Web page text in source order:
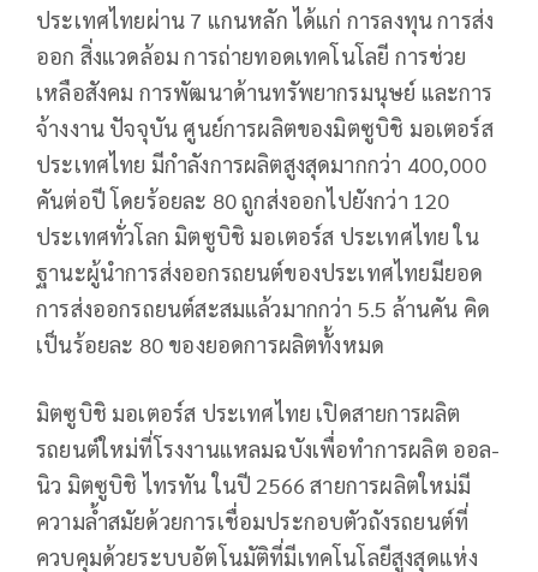
ประเทศไทยผ่าน 7 แกนหลัก ได้แก่ การลงทุน การส่ง
ออก สิ่งแวดล้อม การถ่ายทอดเทคโนโลยี การช่วย
เหลือสังคม การพัฒนาด้านทรัพยากรมนุษย์ และการ
จ้างงาน ปัจจุบัน ศูนย์การผลิตของมิตซูบิชิ มอเตอร์ส
ประเทศไทย มีกำลังการผลิตสูงสุดมากกว่า 400,000
คันต่อปี โดยร้อยละ 80 ถูกส่งออกไปยังกว่า 120
ประเทศทั่วโลก มิตซูบิชิ มอเตอร์ส ประเทศไทย ใน
ฐานะผู้นำการส่งออกรถยนต์ของประเทศไทยมียอด
การส่งออกรถยนต์สะสมแล้วมากกว่า 5.5 ล้านคัน คิด
เป็นร้อยละ 80 ของยอดการผลิตทั้งหมด
มิตซูบิชิ มอเตอร์ส ประเทศไทย เปิดสายการผลิต
รถยนต์ใหม่ที่โรงงานแหลมฉบังเพื่อทำการผลิต ออล-
นิว มิตซูบิชิ ไทรทัน ในปี 2566 สายการผลิตใหม่มี
ความล้ำสมัยด้วยการเชื่อมประกอบตัวถังรถยนต์ที่
ควบคุมด้วยระบบอัตโนมัติที่มีเทคโนโลยีสูงสุดแห่ง